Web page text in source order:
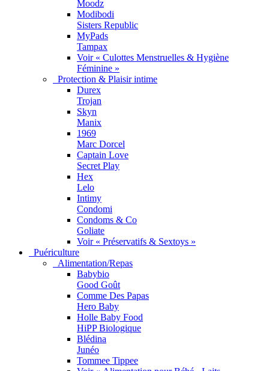
Moodz
Modibodi
Sisters Republic
MyPads
Tampax
Voir « Culottes Menstruelles & Hygiène
Féminine »
Protection & Plaisir intime
Durex
Trojan
Skyn
Manix
1969
Marc Dorcel
Captain Love
Secret Play
Hex
Lelo
Intimy
Condomi
Condoms & Co
Goliate
Voir « Préservatifs & Sextoys »
Puériculture
Alimentation/Repas
Babybio
Good Goût
Comme Des Papas
Hero Baby
Holle Baby Food
HiPP Biologique
Blédina
Junéo
Tommee Tippee